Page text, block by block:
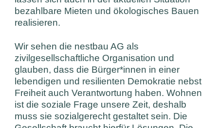
bezahlbare Mieten und ökologisches Bauen
realisieren.
Wir sehen die nestbau AG als
zivilgesellschaftliche Organisation und
glauben, dass die Bürger*innen in einer
lebendigen und resilienten Demokratie nebst
Freiheit auch Verantwortung haben. Wohnen
ist die soziale Frage unsere Zeit, deshalb
muss sie sozialgerecht gestaltet sein. Die